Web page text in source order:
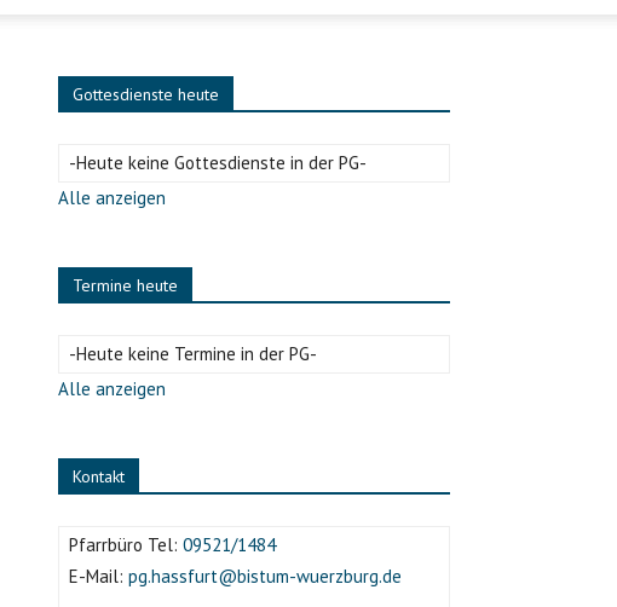
Gottesdienste heute
-Heute keine Gottesdienste in der PG-
Alle anzeigen
Termine heute
-Heute keine Termine in der PG-
Alle anzeigen
Kontakt
Pfarrbüro Tel: 09521/1484
E-Mail: pg.hassfurt@bistum-wuerzburg.de